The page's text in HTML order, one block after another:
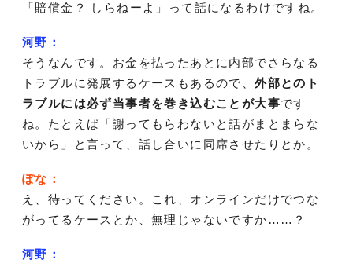
「賠償金？ しらねーよ」って話になるわけですね。
河野：
そうなんです。お金を払ったあとに内部でさらなる
トラブルに発展するケースもあるので、外部とのト
ラブルには必ず当事者を巻き込むことが大事です
ね。たとえば「謝ってもらわないと話がまとまらな
いから」と言って、話し合いに同席させたりとか。
ぽな：
え、待ってください。これ、オンラインだけでつな
がってるケースとか、無理じゃないですか……？
河野：